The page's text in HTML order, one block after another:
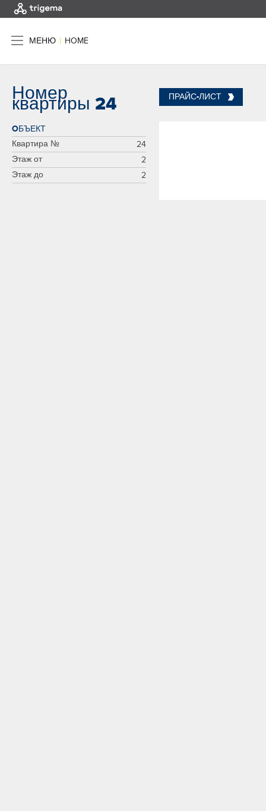
МЕНЮ | HOME
Номер
квартиры 24 ПРАЙС-ЛИСТ
OБЪЕКТ
Квартира №
24
Этаж от
2
Этаж до
2